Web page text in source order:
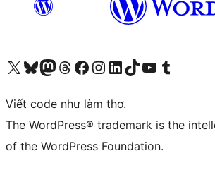
Truy cập tài khoản X (trước đây là Twitter) của chúng tôiVisit our Bluesky account
Visit our Mastodon account
Visit our Threads account
Xem trang Facebook của chúng tôiTruy cập tài khoản Instagram của chúng tôiTruy cập tài khoản LinkedIn của chúng tôiVisit our TikTok account
Truy cập kênh YouTube của chúng tôi Visit our Tumblr account
Viết code như làm thơ.
The WordPress® trademark is the
of the WordPress Foundation.